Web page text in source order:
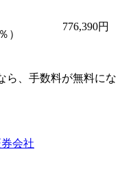
）
776,390円
ら、手数料が無料にな
会社